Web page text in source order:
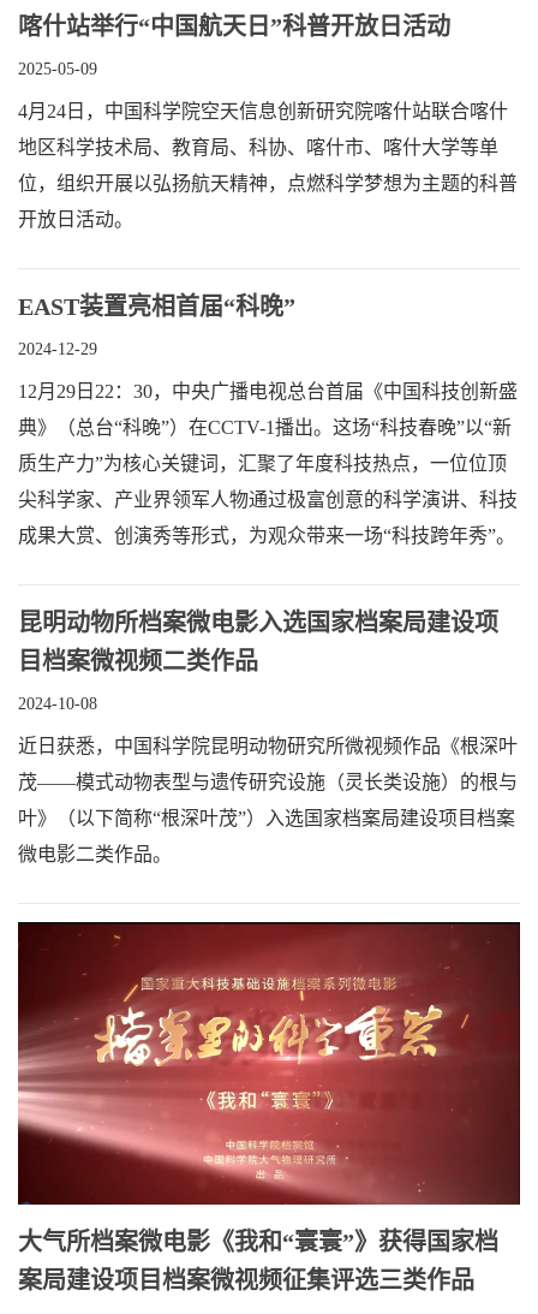
喀什站举行“中国航天日”科普开放日活动
2025-05-09
4月24日，中国科学院空天信息创新研究院喀什站联合喀什
地区科学技术局、教育局、科协、喀什市、喀什大学等单
位，组织开展以弘扬航天精神，点燃科学梦想为主题的科普
开放日活动。
EAST装置亮相首届“科晚”
2024-12-29
12月29日22：30，中央广播电视总台首届《中国科技创新盛
典》（总台“科晚”）在CCTV-1播出。这场“科技春晚”以“新
质生产力”为核心关键词，汇聚了年度科技热点，一位位顶
尖科学家、产业界领军人物通过极富创意的科学演讲、科技
成果大赏、创演秀等形式，为观众带来一场“科技跨年秀”。
昆明动物所档案微电影入选国家档案局建设项
目档案微视频二类作品
2024-10-08
近日获悉，中国科学院昆明动物研究所微视频作品《根深叶
茂——模式动物表型与遗传研究设施（灵长类设施）的根与
叶》（以下简称“根深叶茂”）入选国家档案局建设项目档案
微电影二类作品。
大气所档案微电影《我和“寰寰”》获得国家档
案局建设项目档案微视频征集评选三类作品